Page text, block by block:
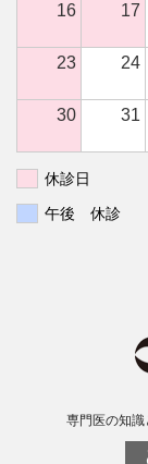
16 17
23 24
30 31
休診日
午後 休診
専門医の知